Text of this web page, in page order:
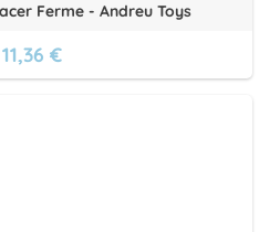
Ferme - Andreu Toys
11,36 €